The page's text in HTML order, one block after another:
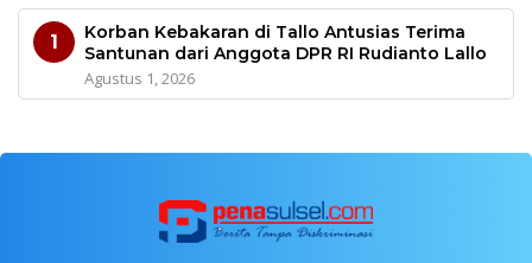
1
Korban Kebakaran di Tallo Antusias Terima
Santunan dari Anggota DPR RI Rudianto Lallo
Agustus 1, 2026